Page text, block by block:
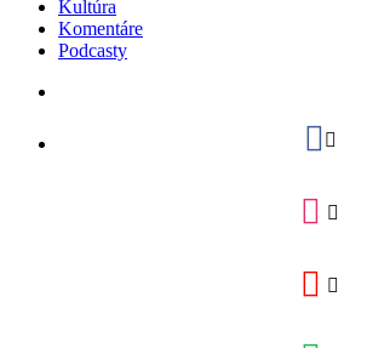
Kultúra
Komentáre
Podcasty